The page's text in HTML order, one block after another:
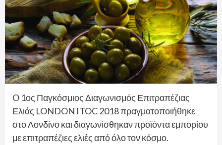
O 1ος Παγκόσμιος Διαγωνισμός Επιτραπέζιας
Ελιάς LONDON ITOC 2018 πραγματοποιήθηκε
στο Λονδίνο και διαγωνίσθηκαν προϊόντα εμπορίου
με επιτραπέζιες ελιές από όλο τον κόσμο.